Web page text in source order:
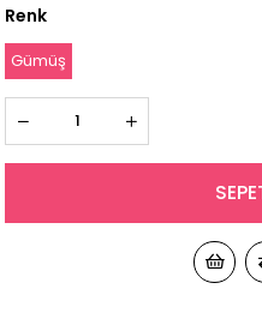
Renk
Gümüş